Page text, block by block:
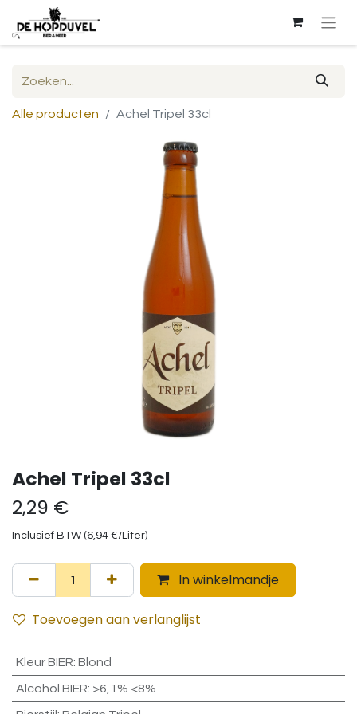
Alle producten Achel Tripel 33cl
Achel Tripel 33cl
2,29 €
Inclusief BTW (6,94 €/Liter)
In winkelmandje
Toevoegen aan verlanglijst
Kleur BIER: Blond
Alcohol BIER: >6,1% <8%